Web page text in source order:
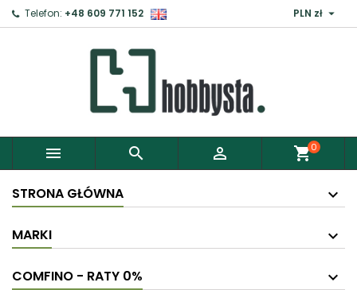
Telefon: +48 609 771 152 PLN zł 
   shopping_cart0
STRONA GŁÓWNA
MARKI
COMFINO - RATY 0%